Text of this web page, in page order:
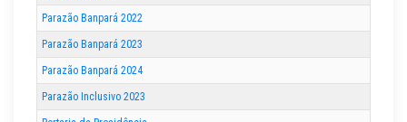
Parazão Banpará 2022
Parazão Banpará 2023
Parazão Banpará 2024
Parazão Inclusivo 2023